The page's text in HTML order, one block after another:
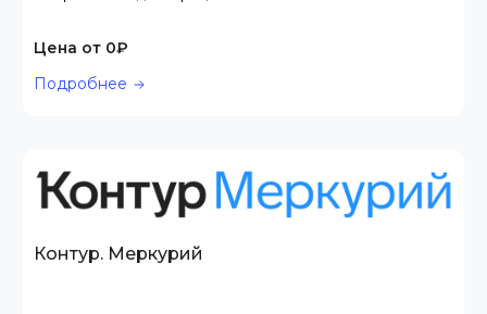
Цена от 0₽
Подробнее
Контур. Меркурий